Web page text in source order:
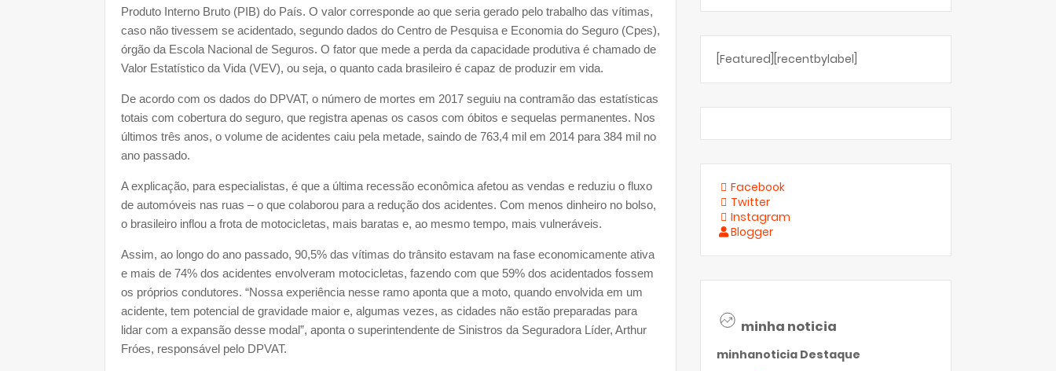
Produto Interno Bruto (PIB) do País. O valor corresponde ao que seria gerado pelo trabalho das vítimas,
caso não tivessem se acidentado, segundo dados do Centro de Pesquisa e Economia do Seguro (Cpes),
órgão da Escola Nacional de Seguros. O fator que mede a perda da capacidade produtiva é chamado de
Valor Estatístico da Vida (VEV), ou seja, o quanto cada brasileiro é capaz de produzir em vida.
De acordo com os dados do DPVAT, o número de mortes em 2017 seguiu na contramão das estatísticas
totais com cobertura do seguro, que registra apenas os casos com óbitos e sequelas permanentes. Nos
últimos três anos, o volume de acidentes caiu pela metade, saindo de 763,4 mil em 2014 para 384 mil no
ano passado.
A explicação, para especialistas, é que a última recessão econômica afetou as vendas e reduziu o fluxo
de automóveis nas ruas – o que colaborou para a redução dos acidentes. Com menos dinheiro no bolso,
o brasileiro inflou a frota de motocicletas, mais baratas e, ao mesmo tempo, mais vulneráveis.
Assim, ao longo do ano passado, 90,5% das vítimas do trânsito estavam na fase economicamente ativa
e mais de 74% dos acidentes envolveram motocicletas, fazendo com que 59% dos acidentados fossem
os próprios condutores. “Nossa experiência nesse ramo aponta que a moto, quando envolvida em um
acidente, tem potencial de gravidade maior e, algumas vezes, as cidades não estão preparadas para
lidar com a expansão desse modal”, aponta o superintendente de Sinistros da Seguradora Líder, Arthur
Fróes, responsável pelo DPVAT.
[Featured][recentbylabel]
Facebook
Twitter
Instagram
Blogger
minha noticia
minhanoticia Destaque